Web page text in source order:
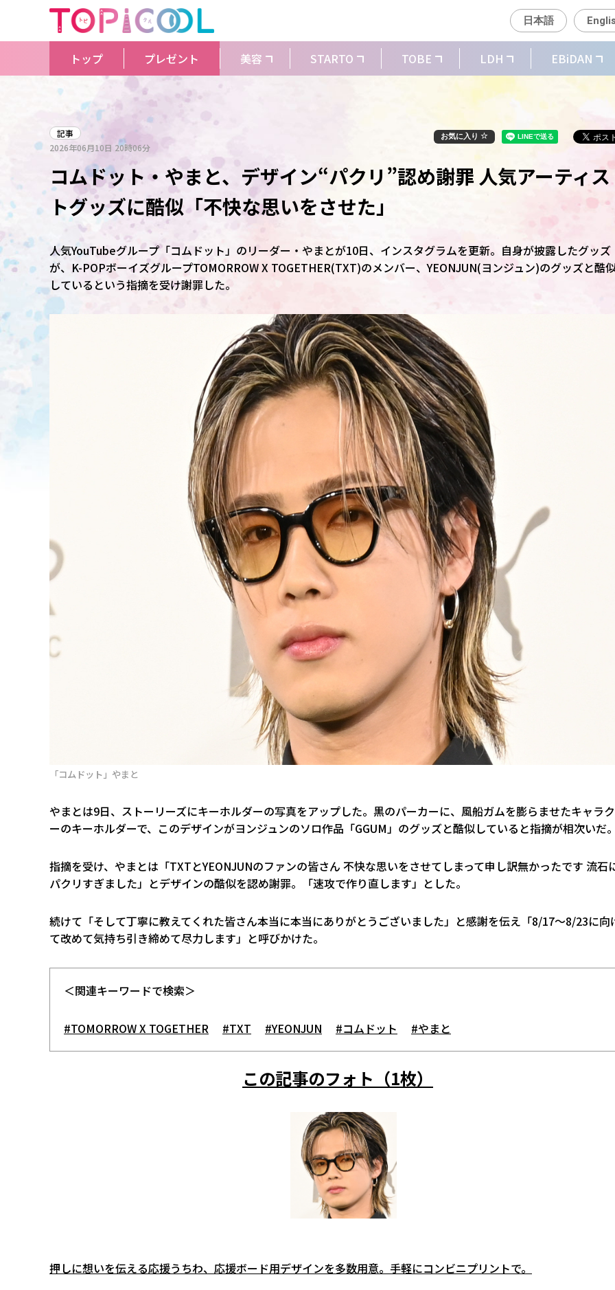
日本語
トップ プレゼント 美容 STARTO TOBE LDH EBiDAN
記事
2026年06月10日 20時06分
お気に入り
コムドット・やまと、デザイン“パクリ”認め謝罪 人気アーティス
トグッズに酷似「不快な思いをさせた」
人気YouTubeグループ「コムドット」のリーダー・やまとが10日、インスタグラムを更新。自身が披露したグッズ
が、K-POPボーイズグループTOMORROW X TOGETHER(TXT)のメンバー、YEONJUN(ヨンジュン)のグッズと酷
しているという指摘を受け謝罪した。
「コムドット」やまと
やまとは9日、ストーリーズにキーホルダーの写真をアップした。黒のパーカーに、風船ガムを膨らませたキャラ
ーのキーホルダーで、このデザインがヨンジュンのソロ作品「GGUM」のグッズと酷似していると指摘が相次いだ
指摘を受け、やまとは「TXTとYEONJUNのファンの皆さん 不快な思いをさせてしまって申し訳無かったです 流石
パクリすぎました」とデザインの酷似を認め謝罪。「速攻で作り直します」とした。
続けて「そして丁寧に教えてくれた皆さん本当に本当にありがとうございました」と感謝を伝え「8/17～8/23に向
て改めて気持ち引き締めて尽力します」と呼びかけた。
＜関連キーワードで検索＞
#TOMORROW X TOGETHER #TXT #YEONJUN #コムドット #やまと
この記事のフォト（1枚）
押しに想いを伝える応援うちわ、応援ボード用デザインを多数用意。手軽にコンビニプリントで。